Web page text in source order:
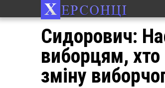
Сидорович:
виборцям, хто
зміну